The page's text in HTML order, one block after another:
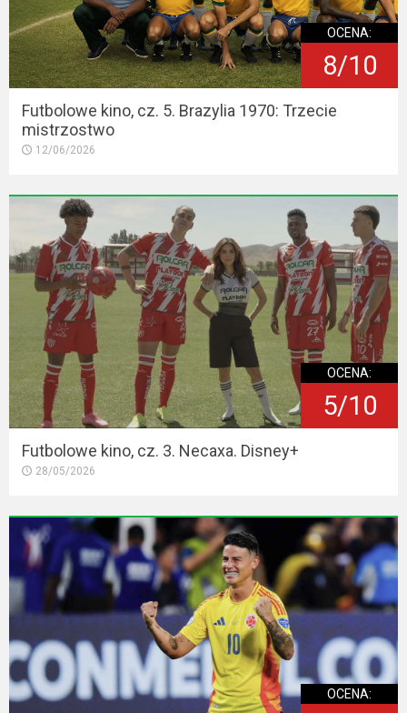
OCENA:
8/10
Futbolowe kino, cz. 5. Brazylia 1970: Trzecie
mistrzostwo
12/06/2026
OCENA:
5/10
Futbolowe kino, cz. 3. Necaxa. Disney+
28/05/2026
OCENA: